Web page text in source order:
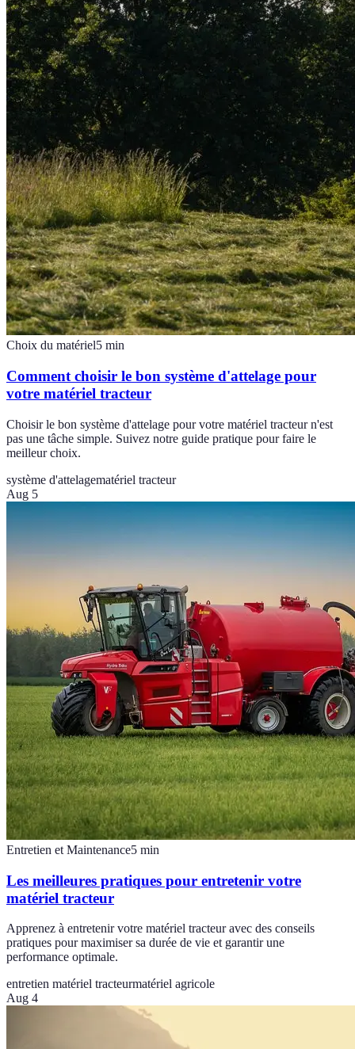
Choix du matériel5 min
Comment choisir le bon système d'attelage pour
votre matériel tracteur
Choisir le bon système d'attelage pour votre matériel tracteur n'est
pas une tâche simple. Suivez notre guide pratique pour faire le
meilleur choix.
système d'attelagematériel tracteur
Aug 5
Entretien et Maintenance5 min
Les meilleures pratiques pour entretenir votre
matériel tracteur
Apprenez à entretenir votre matériel tracteur avec des conseils
pratiques pour maximiser sa durée de vie et garantir une
performance optimale.
entretien matériel tracteurmatériel agricole
Aug 4